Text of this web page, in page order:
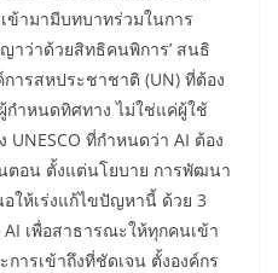
ข้ามามีบทบาทร่วมในการ
ว่าด้วยสิทธิคนพิการ’ สนธิ
ารสหประชาชาติ (UN) ที่ต้อง
ำหนดทิศทาง ไม่ใช่แค่ผู้ใช้
ที่กำหนดว่า AI ต้อง
ตอน ตั้งแต่นโยบาย การพัฒนา
ให้เร่งแก้ไขปัญหานี้ ด้วย 3
เพื่อสาธารณะให้ทุกคนเข้า
ารเข้าถึงที่ชัดเจน ตั้งองค์กร